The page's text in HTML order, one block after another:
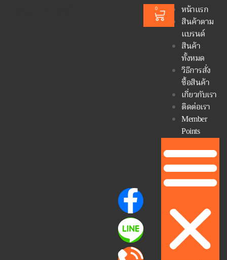
หน้าแรก
สินค้าตาม
แบรนด์
สินค้า
ทั้งหมด
วิธีการสั่ง
ซื้อสินค้า
เกี่ยวกับเรา
ติดต่อเรา
Member
Points
0